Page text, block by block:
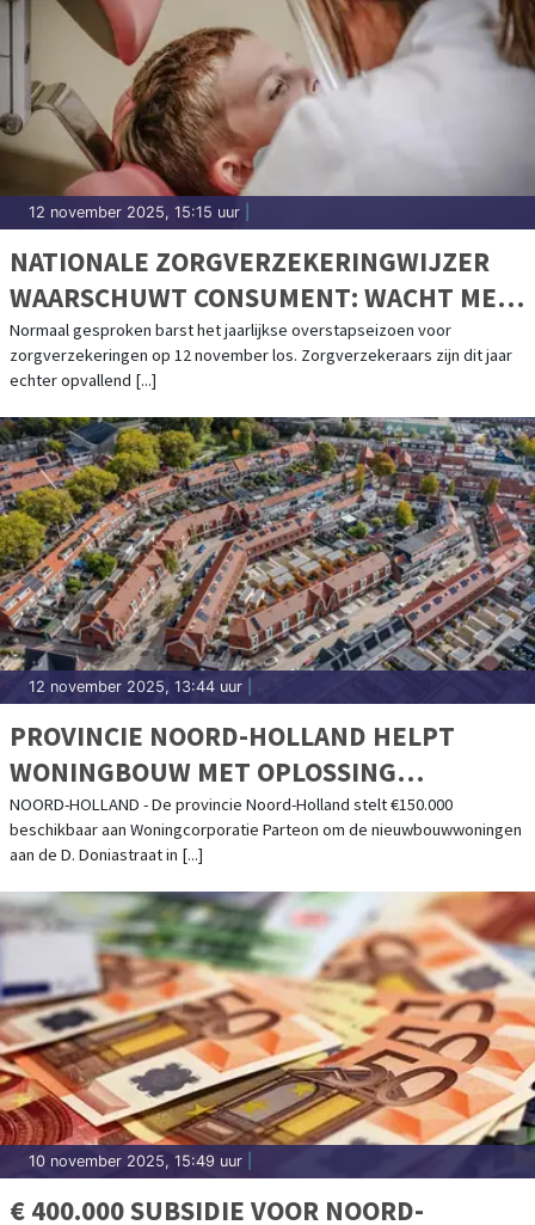
12 november 2025, 15:15 uur
NATIONALE ZORGVERZEKERINGWIJZER
WAARSCHUWT CONSUMENT: WACHT MET
VERGELIJKEN VAN ZORGVERZEKERINGEN
Normaal gesproken barst het jaarlijkse overstapseizoen voor
zorgverzekeringen op 12 november los. Zorgverzekeraars zijn dit jaar
echter opvallend [...]
12 november 2025, 13:44 uur
PROVINCIE NOORD-HOLLAND HELPT
WONINGBOUW MET OPLOSSING
NETCONGESTIE
NOORD-HOLLAND - De provincie Noord-Holland stelt €150.000
beschikbaar aan Woningcorporatie Parteon om de nieuwbouwwoningen
aan de D. Doniastraat in [...]
10 november 2025, 15:49 uur
€ 400.000 SUBSIDIE VOOR NOORD-